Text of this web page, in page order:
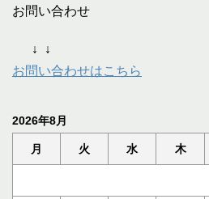
お問い合わせ
↓
↓
お問い合わせはこちら
2026年8月
月 火 水 木